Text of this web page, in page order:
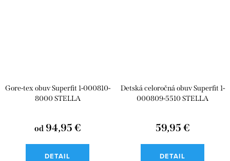
Gore-tex obuv Superfit 1-000810-
8000 STELLA
od94,95 €
DETAIL
Detská celoročná obuv Superfit 1-
000809-5510 STELLA
59,95 €
DETAIL